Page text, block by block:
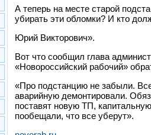
А теперь на месте старой
убирать эти обломки? И кто
Юрий Викторович».
Вот что сообщил глава
«Новороссийский рабочий»
«Про подстанцию не забыли.
аварийную демонтировали.
поставят новую ТП,
пообещали, что все уберут».